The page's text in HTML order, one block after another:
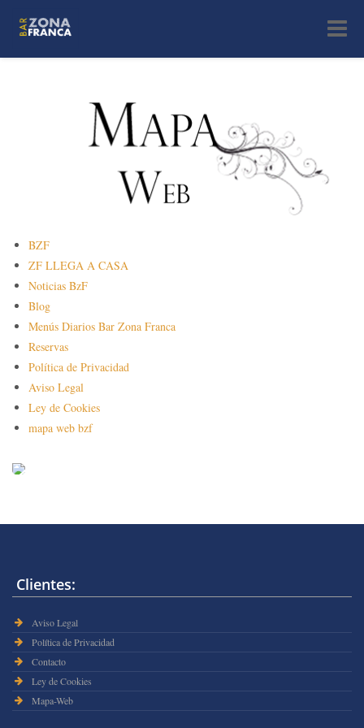
Toggle
BZF
ZF LLEGA A CASA
Noticias BzF
Blog
Menús Diarios Bar Zona Franca
Reservas
Política de Privacidad
Aviso Legal
Ley de Cookies
mapa web bzf
Clientes:
Aviso Legal
Política de Privacidad
Contacto
Ley de Cookies
Mapa-Web